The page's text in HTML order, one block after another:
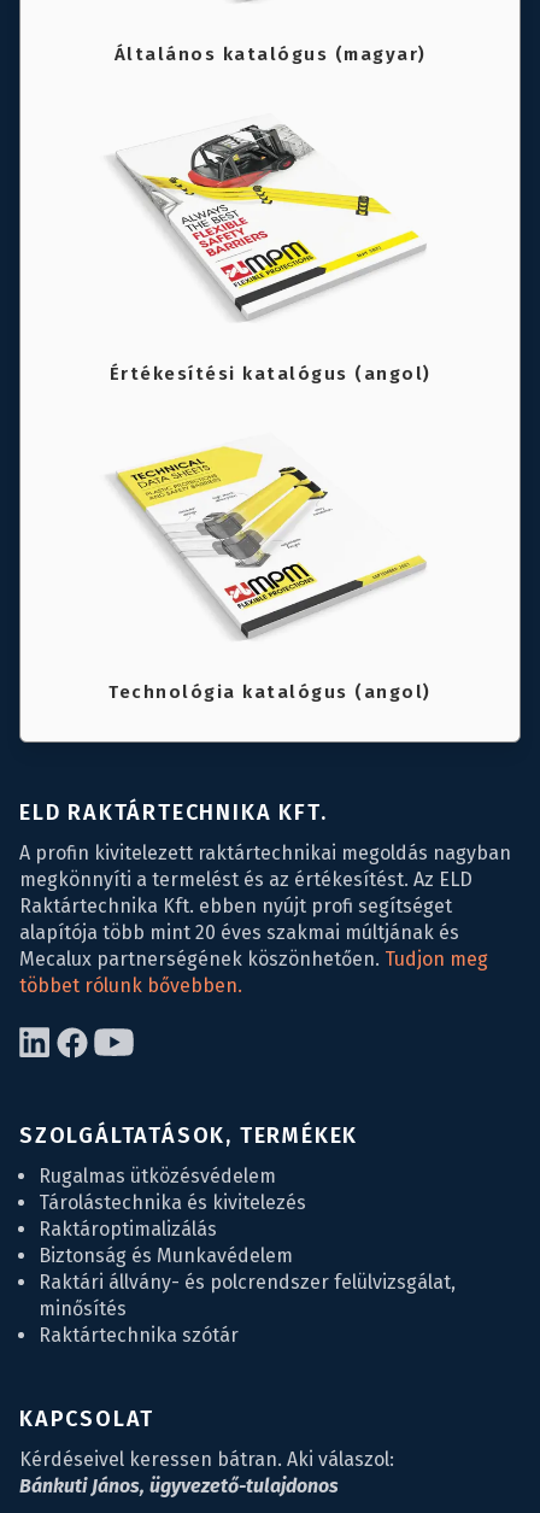
Általános katalógus (magyar)
Értékesítési katalógus (angol)
Technológia katalógus (angol)
ELD RAKTÁRTECHNIKA KFT.
A profin kivitelezett raktártechnikai megoldás nagyban
megkönnyíti a termelést és az értékesítést. Az ELD
Raktártechnika Kft. ebben nyújt profi segítséget
alapítója több mint 20 éves szakmai múltjának és
Mecalux partnerségének köszönhetően. Tudjon meg
többet rólunk bővebben.
SZOLGÁLTATÁSOK, TERMÉKEK
Rugalmas ütközésvédelem
Tárolástechnika és kivitelezés
Raktároptimalizálás
Biztonság és Munkavédelem
Raktári állvány- és polcrendszer felülvizsgálat,
minősítés
Raktártechnika szótár
KAPCSOLAT
Kérdéseivel keressen bátran. Aki válaszol:
Bánkuti János, ügyvezető-tulajdonos